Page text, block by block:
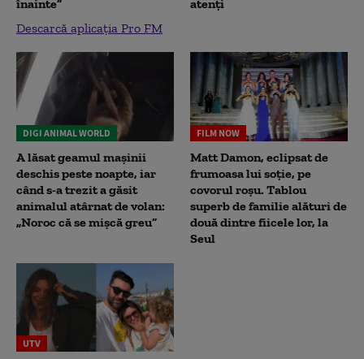
înainte”
Descarcă aplicația Pro FM
atenți
DIGI ANIMAL WORLD
A lăsat geamul mașinii
deschis peste noapte, iar
când s-a trezit a găsit
animalul atârnat de volan:
„Noroc că se mișcă greu”
FILM NOW
Matt Damon, eclipsat de
frumoasa lui soție, pe
covorul roșu. Tablou
superb de familie alături de
două dintre fiicele lor, la
Seul
UTV